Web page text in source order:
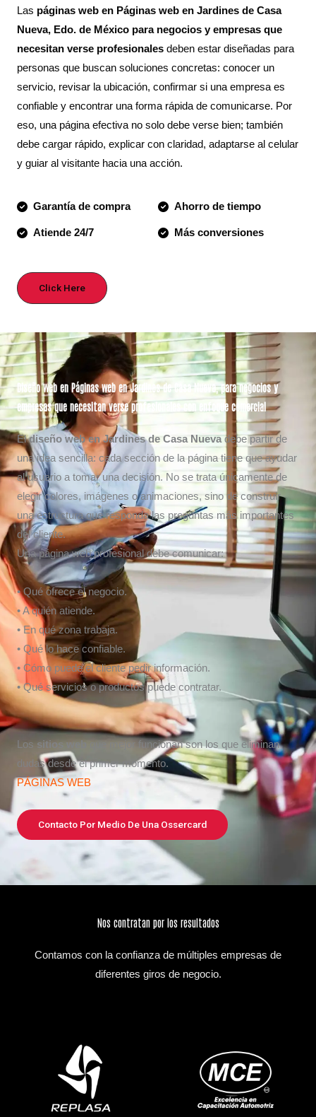
Las páginas web en Páginas web en Jardines de Casa
Nueva, Edo. de México para negocios y empresas que
necesitan verse profesionales deben estar diseñadas para
personas que buscan soluciones concretas: conocer un
servicio, revisar la ubicación, confirmar si una empresa es
confiable y encontrar una forma rápida de comunicarse. Por
eso, una página efectiva no solo debe verse bien; también
debe cargar rápido, explicar con claridad, adaptarse al celular
y guiar al visitante hacia una acción.
Garantía de compra
Atiende 24/7
Ahorro de tiempo
Más conversiones
Click Here
Diseño web en Páginas web enJardines de Casa Nueva, para negocios y
empresas que necesitan verse profesionales con enfoque comercial
Eldiseño web enJardines de Casa Nueva debe partir de
una idea sencilla: cada sección de la página tiene que ayudar
al usuario a tomar una decisión. No se trata únicamente de
elegir colores, imágenes o animaciones, sino de construir
una estructura que responda las preguntas más importantes
del cliente.
Una página web profesional debe comunicar:
• Qué ofrece el negocio.
• A quién atiende.
• En qué zona trabaja.
• Qué lo hace confiable.
• Cómo puede el cliente pedir información.
• Qué servicios o productos puede contratar.
Los sitios web que mejor funcionan son los que eliminan
dudas desde el primer momento.
PÁGINAS WEB
Contacto Por Medio De Una Ossercard
Nos contratan por los resultados
Contamos con la confianza de múltiples empresas de
diferentes giros de negocio.